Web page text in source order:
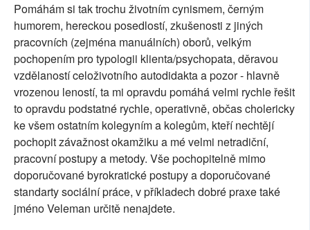
Pomáhám si tak trochu životním cynismem, černým
humorem, hereckou posedlostí, zkušenosti z jiných
pracovních (zejména manuálních) oborů, velkým
pochopením pro typologii klienta/psychopata, děravou
vzdělaností celoživotního autodidakta a pozor - hlavně
vrozenou leností, ta mi opravdu pomáhá velmi rychle řešit
to opravdu podstatné rychle, operativně, občas cholericky
ke všem ostatním kolegyním a kolegům, kteří nechtějí
pochopit závažnost okamžiku a mé velmi netradiční,
pracovní postupy a metody. Vše pochopitelně mimo
doporučované byrokratické postupy a doporučované
standarty sociální práce, v příkladech dobré praxe také
jméno Veleman určitě nenajdete.